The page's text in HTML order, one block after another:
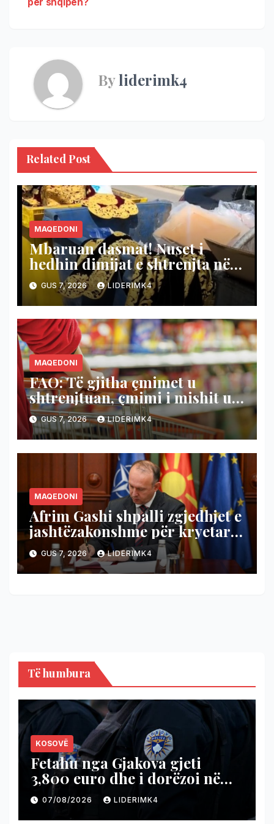
Byliderimk4
Related Post
MAQEDONI
Mbaruan dasmat! Nuset i
hedhin dimijat e shtrenjta në
koshin e mbeturinave (VIDEO)
GUS 7, 2026 LIDERIMK4
MAQEDONI
FAO: Të gjitha çmimet u
shtrenjtuan, çmimi i mishit u
lirua
GUS 7, 2026 LIDERIMK4
MAQEDONI
Afrim Gashi shpalli zgjedhjet e
jashtëzakonshme për kryetar
të Komunës së Bërvenicës, do
të mbahen më 18 tetor
GUS 7, 2026 LIDERIMK4
Të humbura
KOSOVË
Fetahu nga Gjakova gjeti
3,800 euro dhe i dorëzoi në
Polici dha shembull të
ndershmërisë
07/08/2026 LIDERIMK4